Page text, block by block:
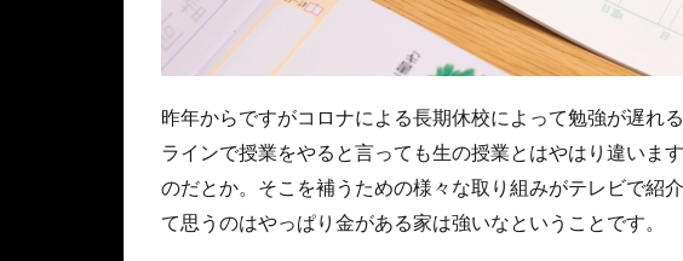
昨年からですがコロナによる長期休校によって勉強が遅れ
ラインで授業をやると言っても生の授業とはやはり違いま
のだとか。そこを補うための様々な取り組みがテレビで紹
て思うのはやっぱり金がある家は強いなということです。